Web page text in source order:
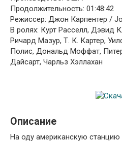
Продолжительность: 01:48:42
Режиссер: Джон Карпентер /
В ролях: Курт Расселл, Дэвид
Ричард Мазур, Т. К. Картер,
Полис, Дональд Моффат,
Дайсарт, Чарльз Хэллахан
Описание
На оду американскую станцию